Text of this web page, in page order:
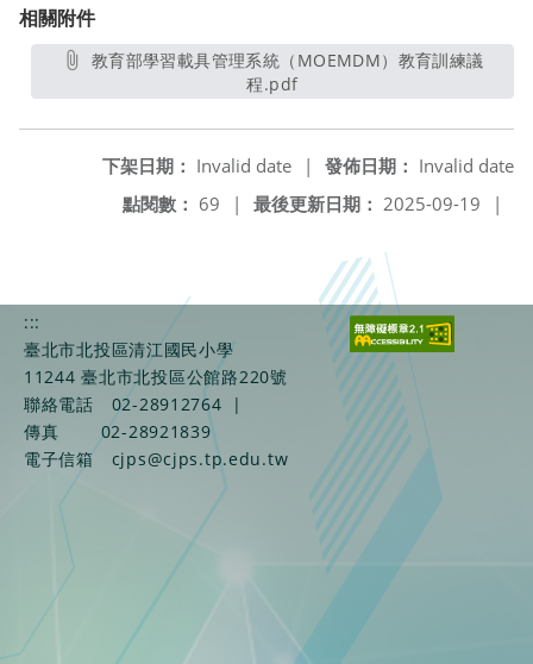
相關附件
程.pdf另開新視窗
發佈日期： Invalid date
下架日期： Invalid date
|
最後更新日期： 2025-09-19 |
點閱數： 69 |
:::
臺北市北投區清江國民小學
11244 臺北市北投區公館路220號
聯絡電話
02-28912764
|
傳真
02-28921839
電子信箱
cjps@cjps.tp.edu.tw